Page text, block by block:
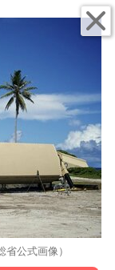
公式画像）